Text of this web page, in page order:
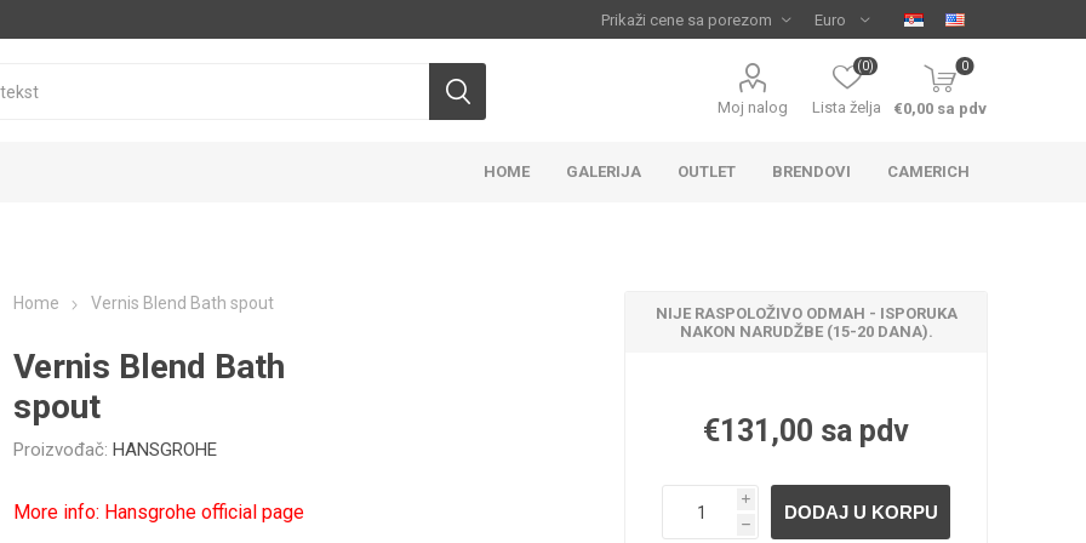
Moj nalog Lista želja
(0) 0
€0,00 sa pdv
OPREMA ZA TUŠEVE TUŠ KADE
OUTDOOR NAMEŠTAJ
P3 OUTDOOR KOLEKCIJA
RESTORANA
PARKET
HOME GALERIJA OUTLET BRENDOVI CAMERICH
Home Vernis Blend Bath spout
Vernis Blend Bath
spout
Proizvođač: HANSGROHE
More info: Hansgrohe official page
NIJE RASPOLOŽIVO ODMAH - ISPORUKA
NAKON NARUDŽBE (15-20 DANA).
€131,00 sa pdv
i
h